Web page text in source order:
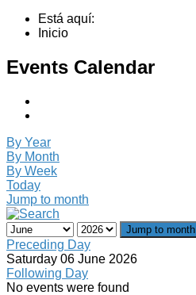
Está aquí:
Inicio
Events Calendar
By Year
By Month
By Week
Today
Jump to month
Jump to month
Preceding Day
Saturday 06 June 2026
Following Day
No events were found